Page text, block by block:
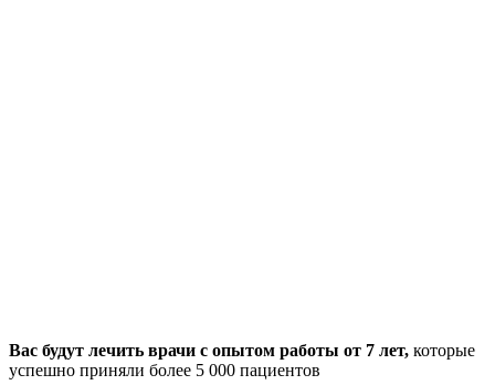
Вас будут лечить врачи с опытом работы от 7 лет, которые
успешно приняли более 5 000 пациентов